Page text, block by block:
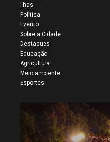
Ilhas
Politica
Evento
Sobre a Cidade
Destaques
Educação
Agricultura
Meio ambiente
Esportes